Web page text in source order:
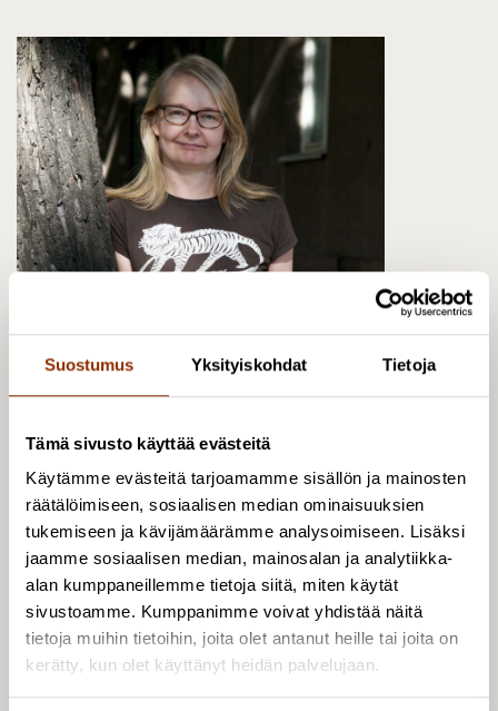
Suostumus Yksityiskohdat Tietoja
Tämä sivusto käyttää evästeitä
Käytämme evästeitä tarjoamamme sisällön ja mainosten
räätälöimiseen, sosiaalisen median ominaisuuksien
tukemiseen ja kävijämäärämme analysoimiseen. Lisäksi
jaamme sosiaalisen median, mainosalan ja analytiikka-
alan kumppaneillemme tietoja siitä, miten käytät
sivustoamme. Kumppanimme voivat yhdistää näitä
tietoja muihin tietoihin, joita olet antanut heille tai joita on
kerätty, kun olet käyttänyt heidän palvelujaan.
Minna Ruusuvirta
Erikoistutkija, YTT, KTM
+358 50 326 8014
minna.ruusuvirta@cupore.fi
Profiili